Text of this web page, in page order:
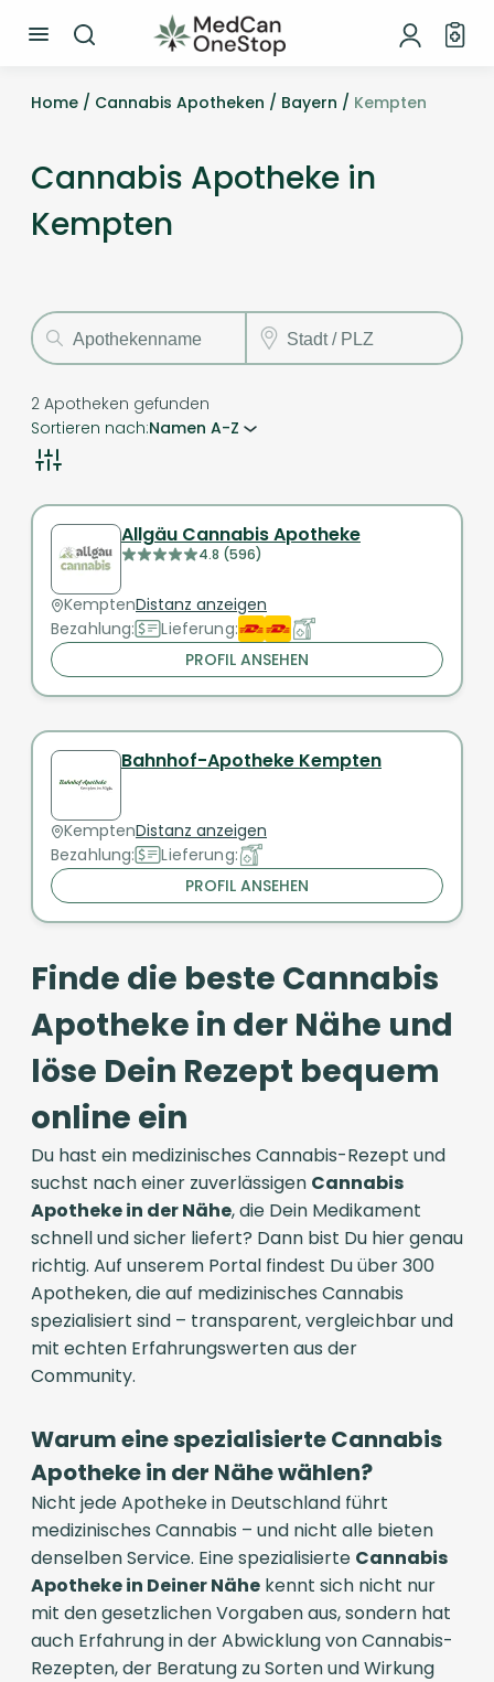
Home / Cannabis Apotheken / Bayern / Kempten
Cannabis Apotheke in
Kempten
2 Apotheken gefunden
Sortieren nach:Namen A-Z
Allgäu Cannabis Apotheke
4.8 (596)
KemptenDistanz anzeigen
Bezahlung:
Lieferung:
PROFIL ANSEHEN
Bahnhof-Apotheke Kempten
KemptenDistanz anzeigen
Bezahlung:
Lieferung:
PROFIL ANSEHEN
Finde die beste Cannabis
Apotheke in der Nähe und
löse Dein Rezept bequem
online ein
Du hast ein medizinisches Cannabis-Rezept und
suchst nach einer zuverlässigen Cannabis
Apotheke in der Nähe, die Dein Medikament
schnell und sicher liefert? Dann bist Du hier genau
richtig. Auf unserem Portal findest Du über 300
Apotheken, die auf medizinisches Cannabis
spezialisiert sind – transparent, vergleichbar und
mit echten Erfahrungswerten aus der
Community.
Warum eine spezialisierte Cannabis
Apotheke in der Nähe wählen?
Nicht jede Apotheke in Deutschland führt
medizinisches Cannabis – und nicht alle bieten
denselben Service. Eine spezialisierte Cannabis
Apotheke in Deiner Nähe kennt sich nicht nur
mit den gesetzlichen Vorgaben aus, sondern hat
auch Erfahrung in der Abwicklung von Cannabis-
Rezepten, der Beratung zu Sorten und Wirkung